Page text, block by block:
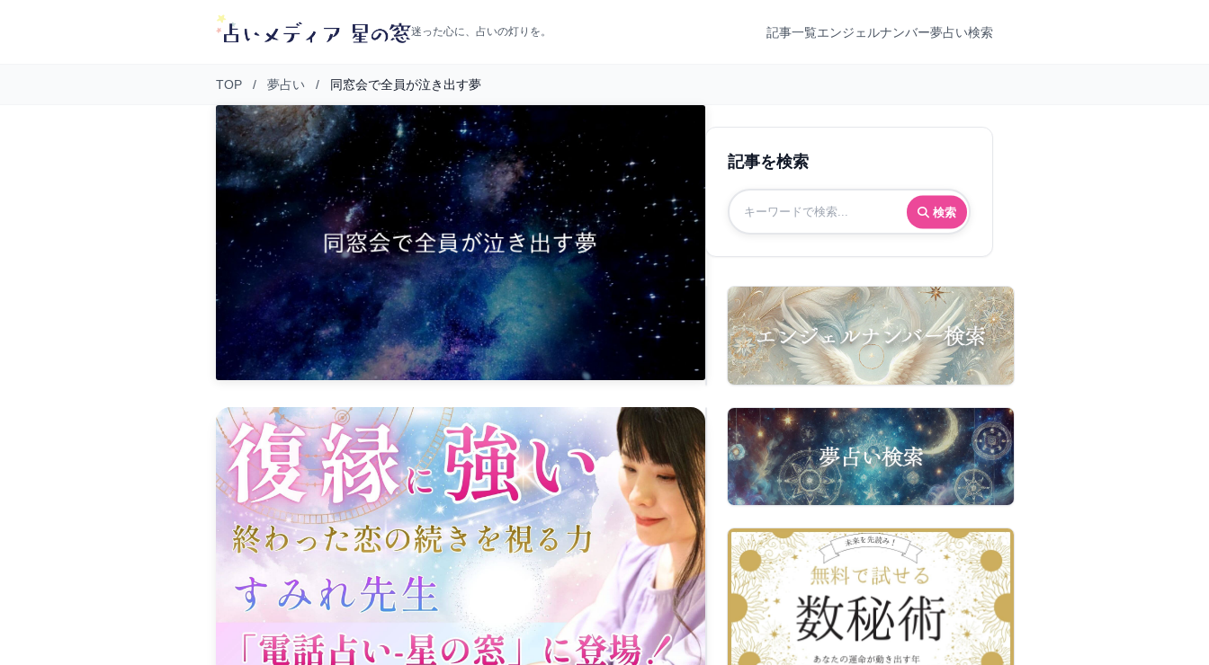
迷った心に、占いの灯りを。 記事一覧エンジェルナンバー夢占い検索
TOP / 夢占い / 同窓会で全員が泣き出す夢
記事を検索
検索